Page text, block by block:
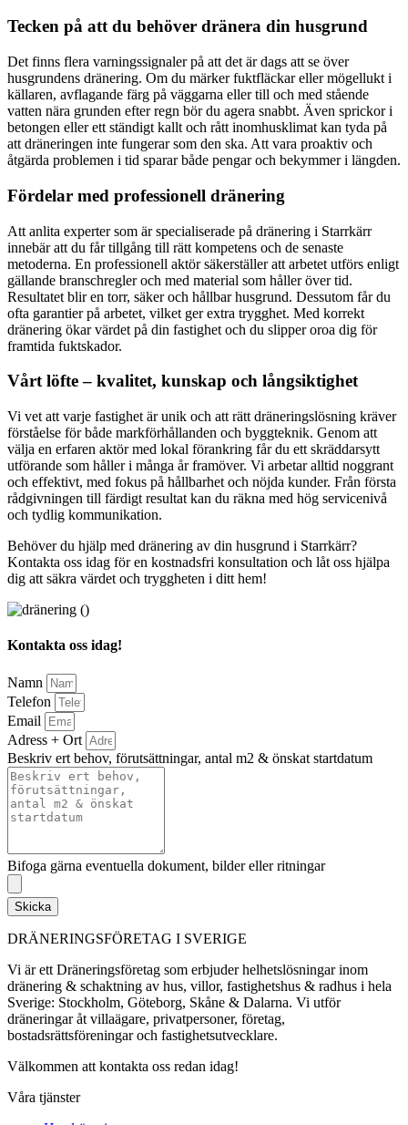
Tecken på att du behöver dränera din husgrund
Det finns flera varningssignaler på att det är dags att se över
husgrundens dränering. Om du märker fuktfläckar eller mögellukt i
källaren, avflagande färg på väggarna eller till och med stående
vatten nära grunden efter regn bör du agera snabbt. Även sprickor i
betongen eller ett ständigt kallt och rått inomhusklimat kan tyda på
att dräneringen inte fungerar som den ska. Att vara proaktiv och
åtgärda problemen i tid sparar både pengar och bekymmer i längden.
Fördelar med professionell dränering
Att anlita experter som är specialiserade på dränering i Starrkärr
innebär att du får tillgång till rätt kompetens och de senaste
metoderna. En professionell aktör säkerställer att arbetet utförs enligt
gällande branschregler och med material som håller över tid.
Resultatet blir en torr, säker och hållbar husgrund. Dessutom får du
ofta garantier på arbetet, vilket ger extra trygghet. Med korrekt
dränering ökar värdet på din fastighet och du slipper oroa dig för
framtida fuktskador.
Vårt löfte – kvalitet, kunskap och långsiktighet
Vi vet att varje fastighet är unik och att rätt dräneringslösning kräver
förståelse för både markförhållanden och byggteknik. Genom att
välja en erfaren aktör med lokal förankring får du ett skräddarsytt
utförande som håller i många år framöver. Vi arbetar alltid noggrant
och effektivt, med fokus på hållbarhet och nöjda kunder. Från första
rådgivningen till färdigt resultat kan du räkna med hög servicenivå
och tydlig kommunikation.
Behöver du hjälp med dränering av din husgrund i Starrkärr?
Kontakta oss idag för en kostnadsfri konsultation och låt oss hjälpa
dig att säkra värdet och tryggheten i ditt hem!
Kontakta oss idag!
Namn
Telefon
Email
Adress + Ort
Beskriv ert behov, förutsättningar, antal m2 & önskat startdatum
Bifoga gärna eventuella dokument, bilder eller ritningar
Skicka
DRÄNERINGSFÖRETAG I SVERIGE
Vi är ett Dräneringsföretag som erbjuder helhetslösningar inom
dränering & schaktning av hus, villor, fastighetshus & radhus i hela
Sverige: Stockholm, Göteborg, Skåne & Dalarna. Vi utför
dräneringar åt villaägare, privatpersoner, företag,
bostadsrättsföreningar och fastighetsutvecklare.
Välkommen att kontakta oss redan idag!
Våra tjänster